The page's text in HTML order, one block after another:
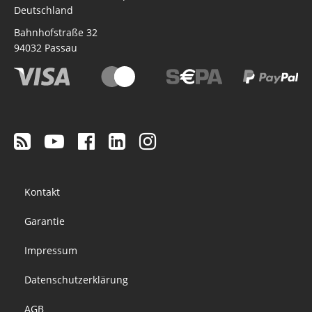
Deutschland
Bahnhofstraße 32
94032 Passau
menu
Kontakt
Garantie
Impressum
Datenschutzerklärung
AGB